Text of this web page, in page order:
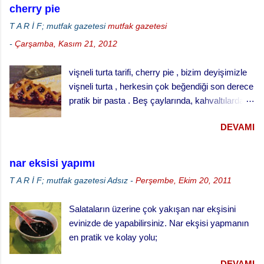
ılık sütle kabartılmış mayayı, yumuşamış yağı,
yumurtaları şeker ve tuzu ilave ederek
bir yerde iki misli kabarana kadar bekletiniz. ·
Küçük tart kalıplarını yağlayınız ve
hamuru kalıpların yarısını geçmeyecek şekilde
cherry pie
T A R İ F; mutfak gazetesi mutfak gazetesi
- Çarşamba, Kasım 21, 2012
vişneli turta tarifi, cherry pie , bizim deyişimizle
vişneli turta , herkesin çok beğendiği son derece
pratik bir pasta . Beş çaylarında, kahvaltılarda
ikram edebileceğiniz klasik bir ikramlık. vişneli
sıcaklığında) 1 yumurta 1/3 su bardağı soğuk
su Çay kaşığının ucuyla tuz 1 tatlı kaşığı elma
vişne reçeli vişneli turta yapılışı,
DEVAMI
nar eksisi yapımı
T A R İ F; mutfak gazetesiAdsız - Perşembe, Ekim 20, 2011
Salataların üzerine çok yakışan nar ekşisini
evinizde de yapabilirsiniz. Nar ekşisi yapmanın
en pratik ve kolay yolu;